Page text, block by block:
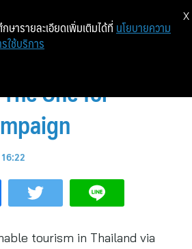
the second
One for
tourism in Thailand via
ษารายละเอียดเพิ่มเติมได้ที่ นโยบายความ
ใช้บริการ
X